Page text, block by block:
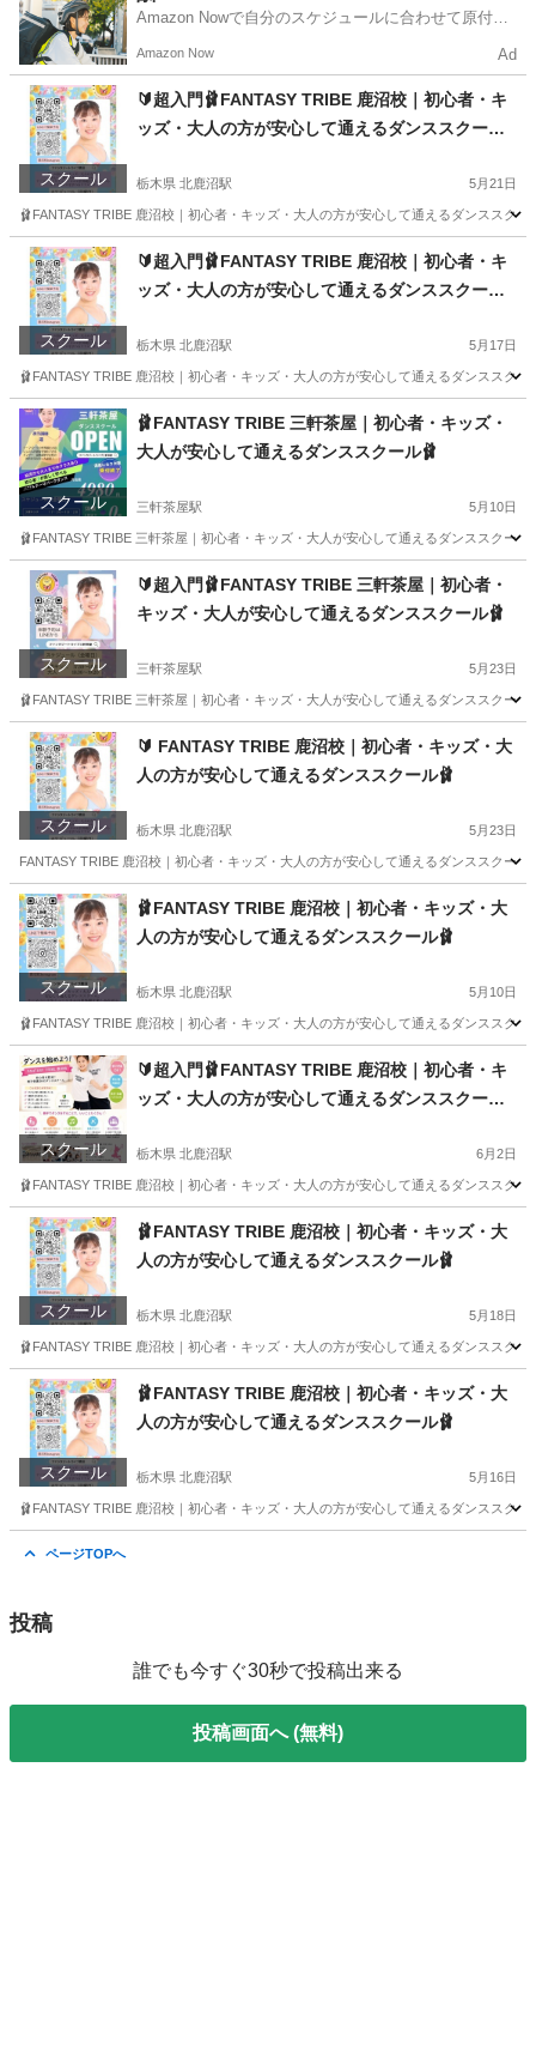
Amazon Nowで自分のスケジュールに合わせて原付や
う！
Amazon Now Ad
スクール
🔰超入門🩰FANTASY TRIBE 鹿沼校｜初心者・キ
ッズ・大人の方が安心して通えるダンススクール
栃木県 北鹿沼駅 5月21日
🩰FANTASY TRIBE 鹿沼校｜初心者・キッズ・大人の方が安心して通えるダンススク
栃木 鹿沼市 北鹿沼駅 初心者
スクール
🔰超入門🩰FANTASY TRIBE 鹿沼校｜初心者・キ
ッズ・大人の方が安心して通えるダンススクール
栃木県 北鹿沼駅 5月17日
🩰FANTASY TRIBE 鹿沼校｜初心者・キッズ・大人の方が安心して通えるダンススク
栃木 鹿沼市 ジャズダンス 初心者
スクール
🩰FANTASY TRIBE 三軒茶屋｜初心者・キッズ・
大人が安心して通えるダンススクール🩰
三軒茶屋駅 5月10日
🩰FANTASY TRIBE 三軒茶屋｜初心者・キッズ・大人が安心して通えるダンススクー
東京 世田谷区 三軒茶屋駅 初心者
スクール
🔰超入門🩰FANTASY TRIBE 三軒茶屋｜初心者・
キッズ・大人が安心して通えるダンススクール🩰
三軒茶屋駅 5月23日
🩰FANTASY TRIBE 三軒茶屋｜初心者・キッズ・大人が安心して通えるダンススクー
東京 世田谷区 ジャズダンス
スクール
🔰 FANTASY TRIBE 鹿沼校｜初心者・キッズ・大
人の方が安心して通えるダンススクール🩰
栃木県 北鹿沼駅 5月23日
FANTASY TRIBE 鹿沼校｜初心者・キッズ・大人の方が安心して通えるダンススクー
栃木 鹿沼市 ジャズダンス 初心者
スクール
🩰FANTASY TRIBE 鹿沼校｜初心者・キッズ・大
人の方が安心して通えるダンススクール🩰
栃木県 北鹿沼駅 5月10日
🩰FANTASY TRIBE 鹿沼校｜初心者・キッズ・大人の方が安心して通えるダンススク
栃木 鹿沼市 北鹿沼駅
スクール
🔰超入門🩰FANTASY TRIBE 鹿沼校｜初心者・キ
ッズ・大人の方が安心して通えるダンススクール
栃木県 北鹿沼駅 6月2日
🩰FANTASY TRIBE 鹿沼校｜初心者・キッズ・大人の方が安心して通えるダンススク
栃木 鹿沼市 ジャズダンス 初心者
スクール
🩰FANTASY TRIBE 鹿沼校｜初心者・キッズ・大
人の方が安心して通えるダンススクール🩰
栃木県 北鹿沼駅 5月18日
🩰FANTASY TRIBE 鹿沼校｜初心者・キッズ・大人の方が安心して通えるダンススク
栃木 鹿沼市 ジャズダンス 初心者
スクール
🩰FANTASY TRIBE 鹿沼校｜初心者・キッズ・大
人の方が安心して通えるダンススクール🩰
栃木県 北鹿沼駅 5月16日
🩰FANTASY TRIBE 鹿沼校｜初心者・キッズ・大人の方が安心して通えるダンススク
ページTOPへ
投稿
誰でも今すぐ30秒で投稿出来る
投稿画面へ (無料)